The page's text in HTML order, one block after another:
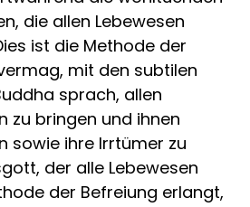
die allen Lebewesen
ist die Methode der
mit den subtilen
sprach, allen
zu bringen und ihnen
sowie ihre Irrtümer zu
der alle Lebewesen
der Befreiung erlangt,